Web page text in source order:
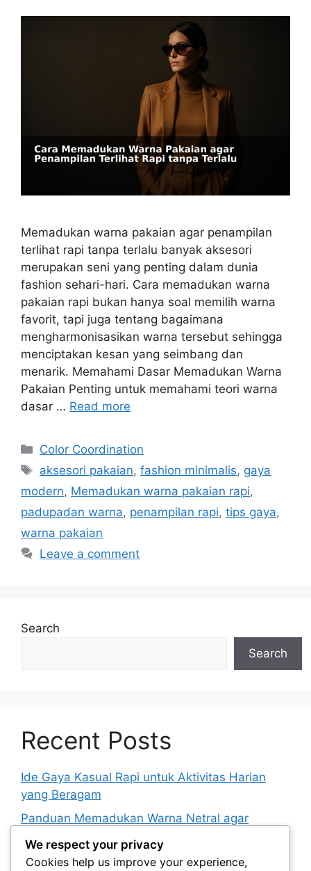
Memadukan warna pakaian agar penampilan
terlihat rapi tanpa terlalu banyak aksesori
merupakan seni yang penting dalam dunia
fashion sehari-hari. Cara memadukan warna
pakaian rapi bukan hanya soal memilih warna
favorit, tapi juga tentang bagaimana
mengharmonisasikan warna tersebut sehingga
menciptakan kesan yang seimbang dan
menarik. Memahami Dasar Memadukan Warna
Pakaian Penting untuk memahami teori warna
dasar … Read more
Categories
Color Coordination
Tags
aksesori pakaian,fashion minimalis, gaya
modern, Memadukan warna pakaian rapi,
padupadan warna, penampilan rapi, tips gaya,
warna pakaian
Leave a comment
Search
Search
Recent Posts
Ide Gaya Kasual Rapi untuk Aktivitas Harian
yang Beragam
Panduan Memadukan Warna Netral agar
Cara Menyusun Lemari Kapsul untuk Berbagai
We respect your privacy
Cookies help us improve your experience,